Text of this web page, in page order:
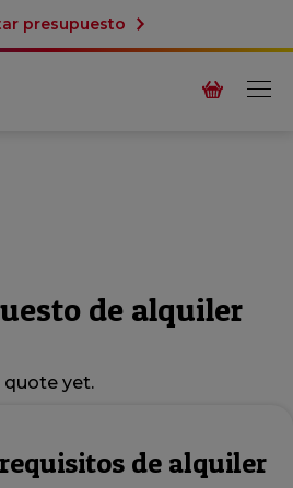
presupuesto
de alquiler
quote yet.
de alquiler